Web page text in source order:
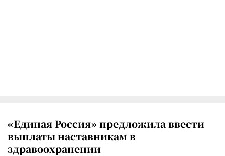
«Единая Россия» предложила ввести
выплаты наставникам в
здравоохранении